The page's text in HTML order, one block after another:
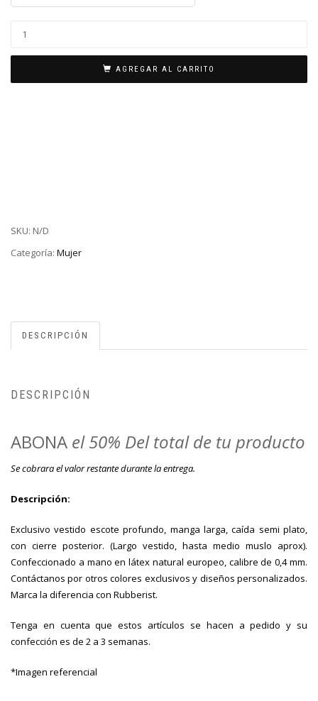
AGREGAR AL CARRITO
SKU: N/D
Categoría: Mujer
DESCRIPCIÓN
DESCRIPCIÓN
ABONA el 50% Del total de tu producto
Se cobrara el valor restante durante la entrega.
Descripción:
Exclusivo vestido escote profundo, manga larga, caída semi plato,
con cierre posterior. (Largo vestido, hasta medio muslo aprox).
Confeccionado a mano en látex natural europeo, calibre de 0,4 mm.
Contáctanos por otros colores exclusivos y diseños personalizados.
Marca la diferencia con Rubberist.
Tenga en cuenta que estos artículos se hacen a pedido y su
confección es de 2 a 3 semanas.
*Imagen referencial